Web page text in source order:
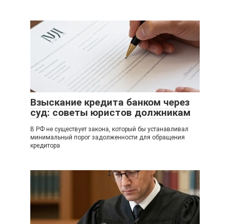
Взыскание кредита банком через
суд: советы юристов должникам
В РФ не существует закона, который бы устанавливал
минимальный порог задолженности для обращения
кредитора